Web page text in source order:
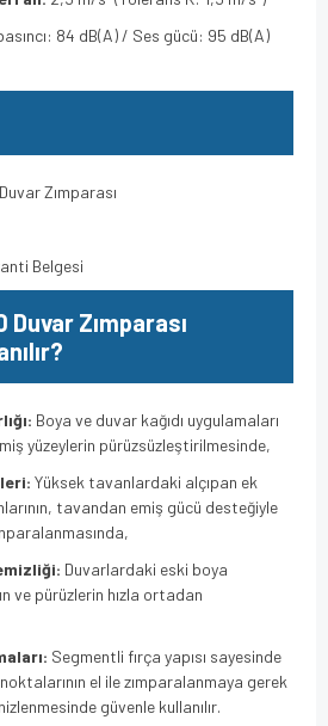
84 dB(A) / Ses gücü: 95 dB(A)
Zımparası
Belgesi
Duvar Zımparası
Boya ve duvar kağıdı uygulamaları
yüzeylerin pürüzsüzleştirilmesinde,
Yüksek tavanlardaki alçıpan ek
tavandan emiş gücü desteğiyle
Duvarlardaki eski boya
ve pürüzlerin hızla ortadan
Segmentli fırça yapısı sayesinde
el ile zımparalanmaya gerek
güvenle kullanılır.